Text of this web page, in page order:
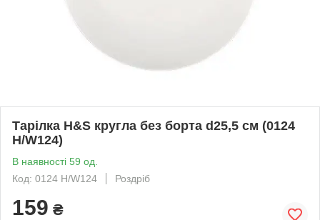
Тарілка H&S кругла без борта d25,5 см (0124
H/W124)
В наявності 59 од.
Код: 0124 H/W124
Роздріб
159 ₴